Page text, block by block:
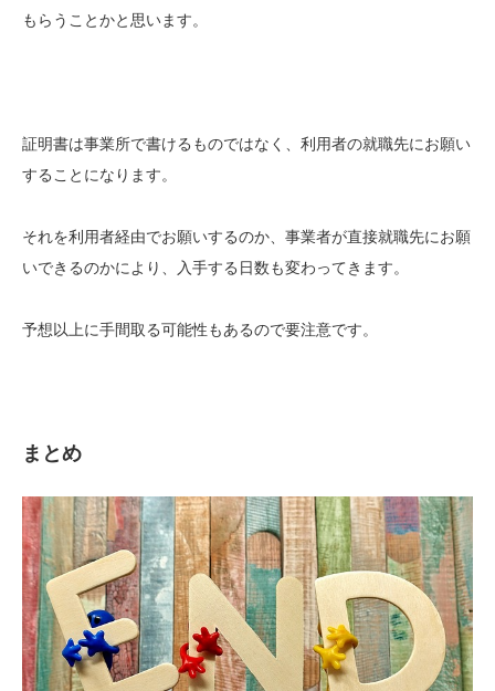
もらうことかと思います。
証明書は事業所で書けるものではなく、利用者の就職先にお願い
することになります。
それを利用者経由でお願いするのか、事業者が直接就職先にお願
いできるのかにより、入手する日数も変わってきます。
予想以上に手間取る可能性もあるので要注意です。
まとめ